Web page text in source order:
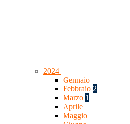
2024
Gennaio
Febbraio 2
Marzo 1
Aprile
Maggio